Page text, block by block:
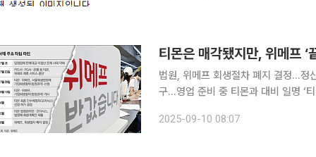
티몬은 매각됐지만, 위메프
법원, 위메프 회생절차 폐지 결정...정
구...영업 준비 중 티몬과 대비 일명 ‘티메프(티몬·위메프) 사태’ 1년여 만에 티몬과 위메프가 서로 다
어갔으나, 티몬은 새벽배송 전문기업
2025-09-10 08:07